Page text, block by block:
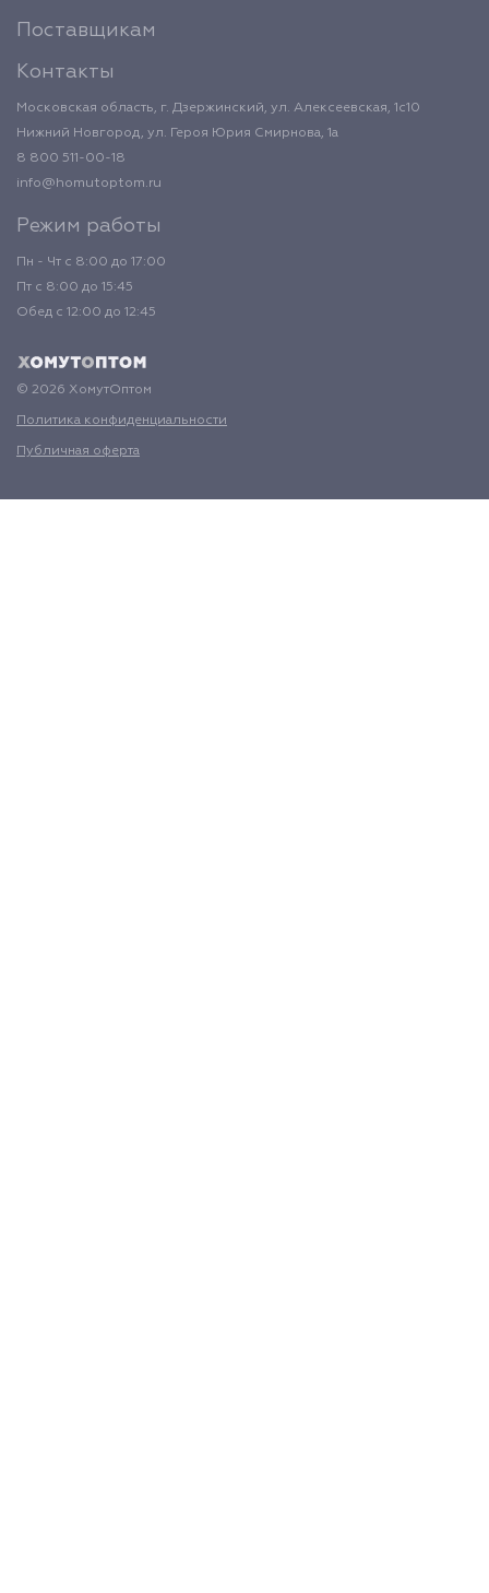
Поставщикам
Контакты
Московская область, г. Дзержинский, ул. Алексеевская, 1с10
Нижний Новгород, ул. Героя Юрия Смирнова, 1а
8 800 511-00-18
info@homutoptom.ru
Режим работы
Пн - Чт с 8:00 до 17:00
Пт с 8:00 до 15:45
Обед с 12:00 до 12:45
© 2026 ХомутОптом
Политика конфиденциальности
Публичная оферта